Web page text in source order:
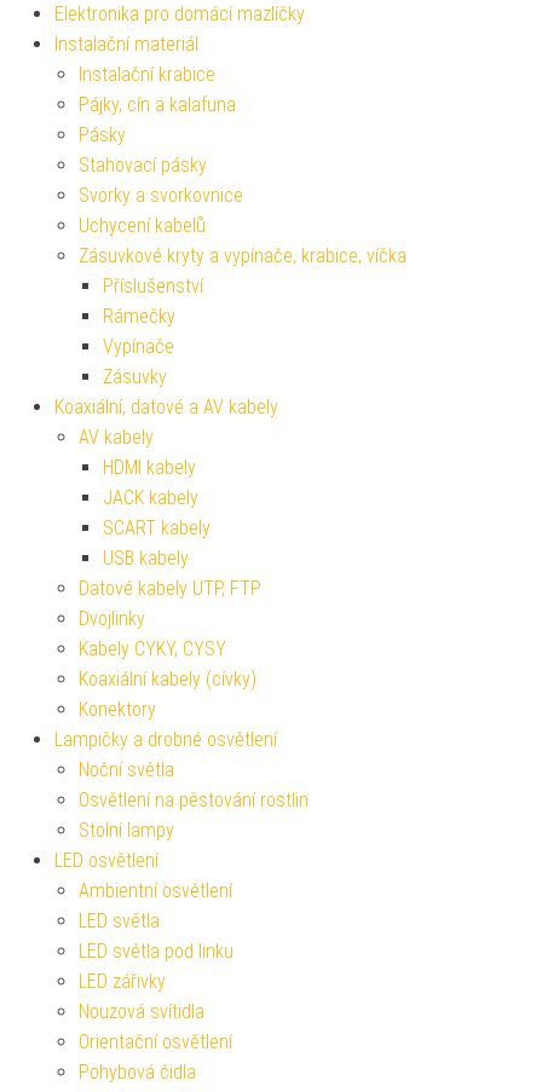
Elektronika pro domácí mazlíčky
Instalační materiál
Instalační krabice
Pájky, cín a kalafuna
Pásky
Stahovací pásky
Svorky a svorkovnice
Uchycení kabelů
Zásuvkové kryty a vypínače, krabice, víčka
Příslušenství
Rámečky
Vypínače
Zásuvky
Koaxiální, datové a AV kabely
AV kabely
HDMI kabely
JACK kabely
SCART kabely
USB kabely
Datové kabely UTP, FTP
Dvojlinky
Kabely CYKY, CYSY
Koaxiální kabely (cívky)
Konektory
Lampičky a drobné osvětlení
Noční světla
Osvětlení na pěstování rostlin
Stolní lampy
LED osvětlení
Ambientní osvětlení
LED světla
LED světla pod linku
LED zářivky
Nouzová svítidla
Orientační osvětlení
Pohybová čidla